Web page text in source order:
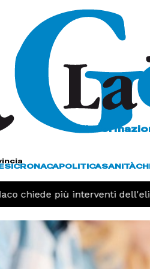
CRONACAPOLITICASANITÀ
chiede più interventi